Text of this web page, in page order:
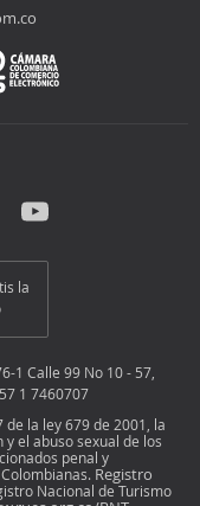
la
1 Calle 99 No 10 - 57,
1 7460707
la ley 679 de 2001, la
el abuso sexual de los
penal y
Registro
Nacional de Turismo